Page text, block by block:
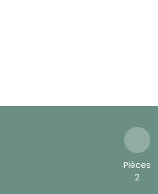
Pièces
2